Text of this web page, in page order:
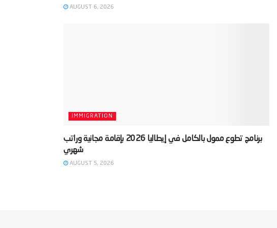
AUGUST 6, 2026
IMMIGRATION
‫برنامج تطوع ممول بالكامل في إيطاليا 2026 بإقامة مجانية وراتب
شهري‬
AUGUST 5, 2026